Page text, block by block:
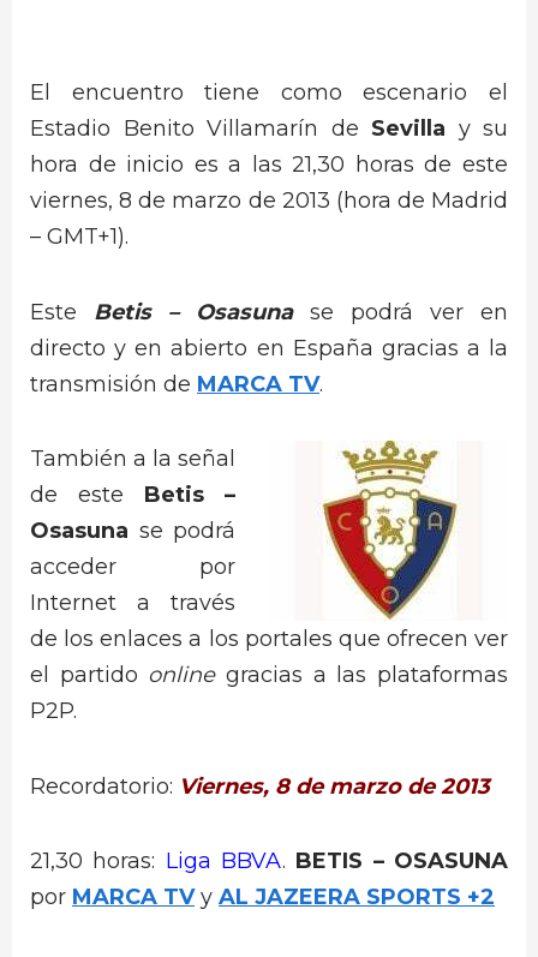
El encuentro tiene como escenario el
Estadio Benito Villamarín de Sevilla y su
hora de inicio es a las 21,30 horas de este
viernes, 8 de marzo de 2013 (hora de Madrid
– GMT+1).
Este Betis – Osasuna
se podrá ver en
directo y en abierto en España gracias a la
transmisión de MARCA TV.
También a la señal
de este Betis –
Osasuna se podrá
acceder por
Internet a través
de los enlaces a los portales que ofrecen ver
el partido onlinegracias a las plataformas
P2P.
Recordatorio: Viernes, 8 de marzo de 2013
21,30 horas: Liga BBVA. BETIS – OSASUNA
por MARCA TVy AL JAZEERA SPORTS +2